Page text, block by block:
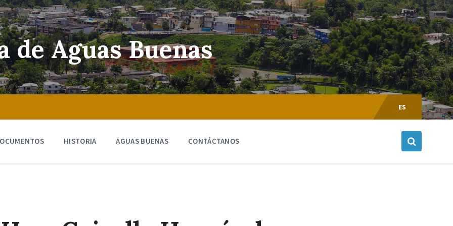
de Aguas Buenas
Escoger
Lenguaje:
ES
HISTORIA AGUAS BUENAS CONTÁCTANOS